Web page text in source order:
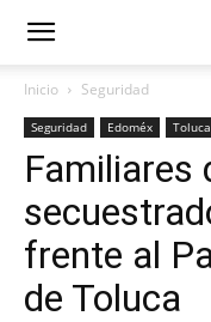
Inicio Seguridad
Seguridad Edoméx Toluca
Familiares
frente al
de Toluca